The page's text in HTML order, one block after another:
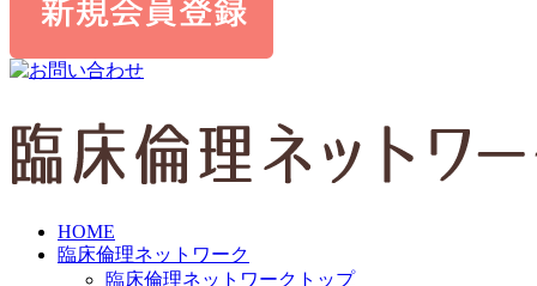
HOME
臨床倫理ネットワーク
臨床倫理ネットワークトップ